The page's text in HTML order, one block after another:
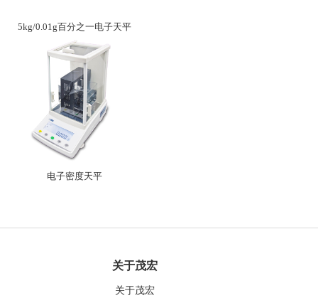
5kg/0.01g百分之一电子天平
电子密度天平
关于茂宏
关于茂宏